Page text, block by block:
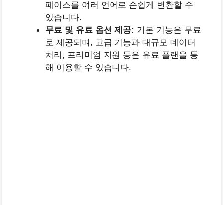
페이스를 여러 언어로 손쉽게 변환할 수
있습니다.
무료 및 유료 옵션 제공: 기본 기능은 무료
로 제공되며, 고급 기능과 대규모 데이터
처리, 프리미엄 지원 등은 유료 플랜을 통
해 이용할 수 있습니다.